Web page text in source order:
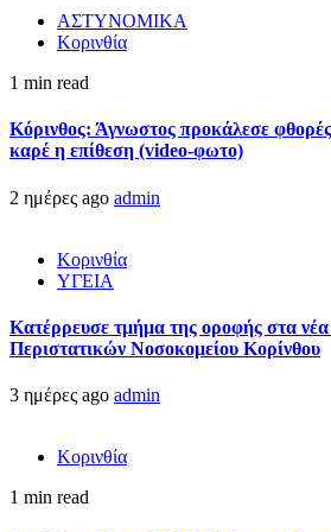
ΑΣΤΥΝΟΜΙΚΑ
Κορινθία
1 min read
Κόρινθος: Άγνωστος προκάλεσε
καρέ η επίθεση (video-φωτο)
2 ημέρες ago admin
Κορινθία
ΥΓΕΙΑ
Kατέρρευσε τμήμα της οροφής στα
Περιστατικών Νοσοκομείου Κορίνθου
3 ημέρες ago admin
Κορινθία
1 min read